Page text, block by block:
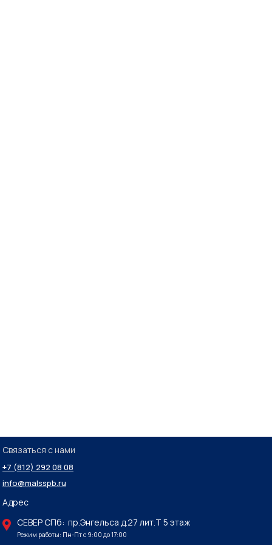
+7 (812) 292 08 08
Связаться с нами
Адрес
СЕВЕР СПб: пр.Энгельса д.27 лит.Т 5 этаж
Режим работы: Пн-Пт с 9:00 до 17:00
info@malsspb.ru